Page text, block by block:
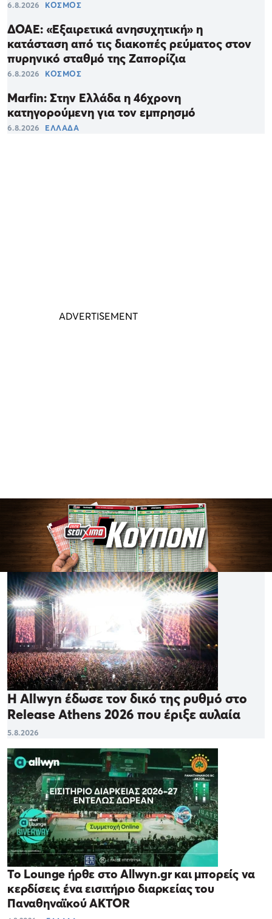
6.8.2026 ΚΟΣΜΟΣ
ΔΟΑΕ: «Εξαιρετικά ανησυχητική» η
κατάσταση από τις διακοπές ρεύματος στον
πυρηνικό σταθμό της Ζαπορίζια
6.8.2026 ΚΟΣΜΟΣ
Marfin: Στην Ελλάδα η 46χρονη
κατηγορούμενη για τον εμπρησμό
6.8.2026 ΕΛΛΑΔΑ
Η Allwyn έδωσε τον δικό της ρυθμό στο
Release Athens 2026 που έριξε αυλαία
5.8.2026
Το Lounge ήρθε στο Allwyn.gr και μπορείς να
κερδίσεις ένα εισιτήριο διαρκείας του
Παναθηναϊκού AKTOR